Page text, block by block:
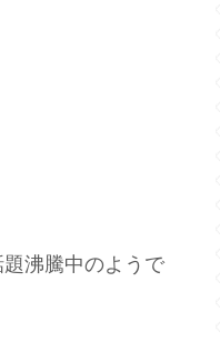
沸騰中のようで